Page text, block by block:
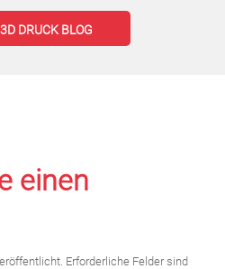
DRUCK BLOG
einen
Erforderliche Felder sind